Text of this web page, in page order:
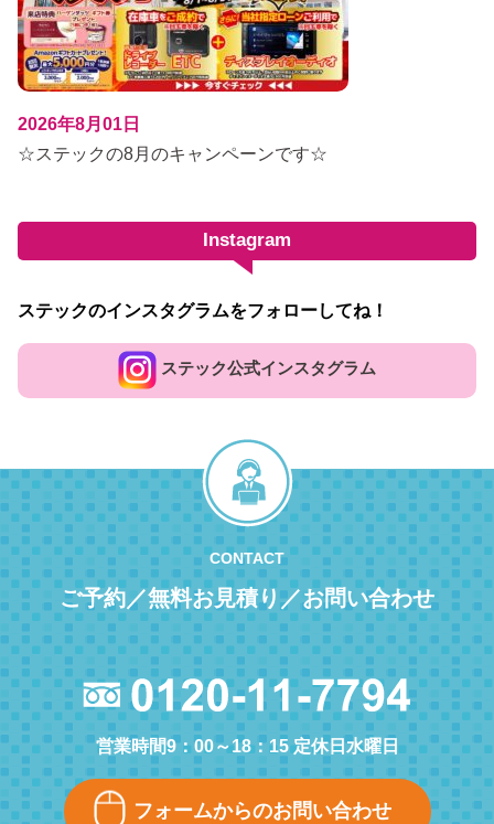
2026年8月01日
☆ステックの8月のキャンペーンです☆
Instagram
ステックのインスタグラムをフォローしてね！
ステック公式インスタグラム
CONTACT
ご予約／無料お見積り／お問い合わせ
営業時間9：00～18：15 定休日水曜日
フォームからのお問い合わせ